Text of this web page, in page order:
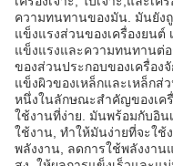
ความทนทานของมัน. มันยัง
แข็งแรงส่วนของเครื่องยนต์
แข็งแรงและความทนทานต่
ของส่วนประกอบของเครื่อง
แข็งผิวของเหล็กและเหล็กส่ว
หนึ่งในลักษณะสําคัญของเค
ใช้งานที่ง่าย. มันพร้อมกับอิน
ใช้งาน, ทําให้มันง่ายที่จะใ
พลังงาน, ลดการใช้พลังงาน